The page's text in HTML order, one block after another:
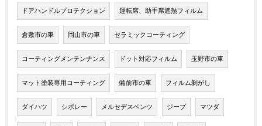
ドアハンドルプロテクション 運転席、助手席遮熱フィルム
倉敷市の車 岡山市の車 セラミックコーティング
コーティングメンテンナンス ドット対応フィルム 玉野市の車
マット塗装専用コーティング 備前市の車 フィルム剝がし
ダイハツ シボレー メルセデスベンツ ジープ マツダ